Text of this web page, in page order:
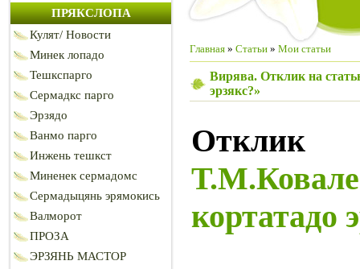
ПРЯКСЛОПА
Кулят/ Новости
Минек лопадо
Тешкспарго
Сермадкс парго
Эрзядо
Ванмо парго
Инжень тешкст
Миненек сермадомс
Сермадыцянь эрямокись
Валморот
ПРОЗА
ЭРЗЯНЬ МАСТОР
Главная » Статьи » Мои статьи
Вирява. Отклик на
эрзякс?»
Отклик
кортатадо